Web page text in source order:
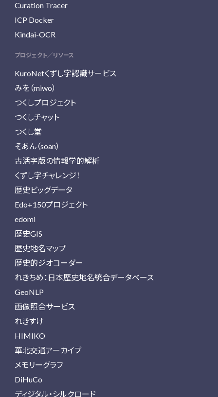
Curation Tracer
ICP Docker
Kindai-OCR
プロジェクト／リソース
KuroNetくずし字認識サービス
みを（miwo）
つくしプロジェクト
つくしチャット
つくし堂
そあん（soan）
古活字版の情報学的解析
くずし字チャレンジ！
歴史ビッグデータ
Edo+150プロジェクト
edomi
歴史GIS
歴史地名マップ
歴史的ジオコーダー
れきちめ：日本歴史地名統合データベース
GeoNLP
画像照合サービス
れきすけ
HIMIKO
華北交通アーカイブ
メモリーグラフ
DiHuCo
ディジタル・シルクロード